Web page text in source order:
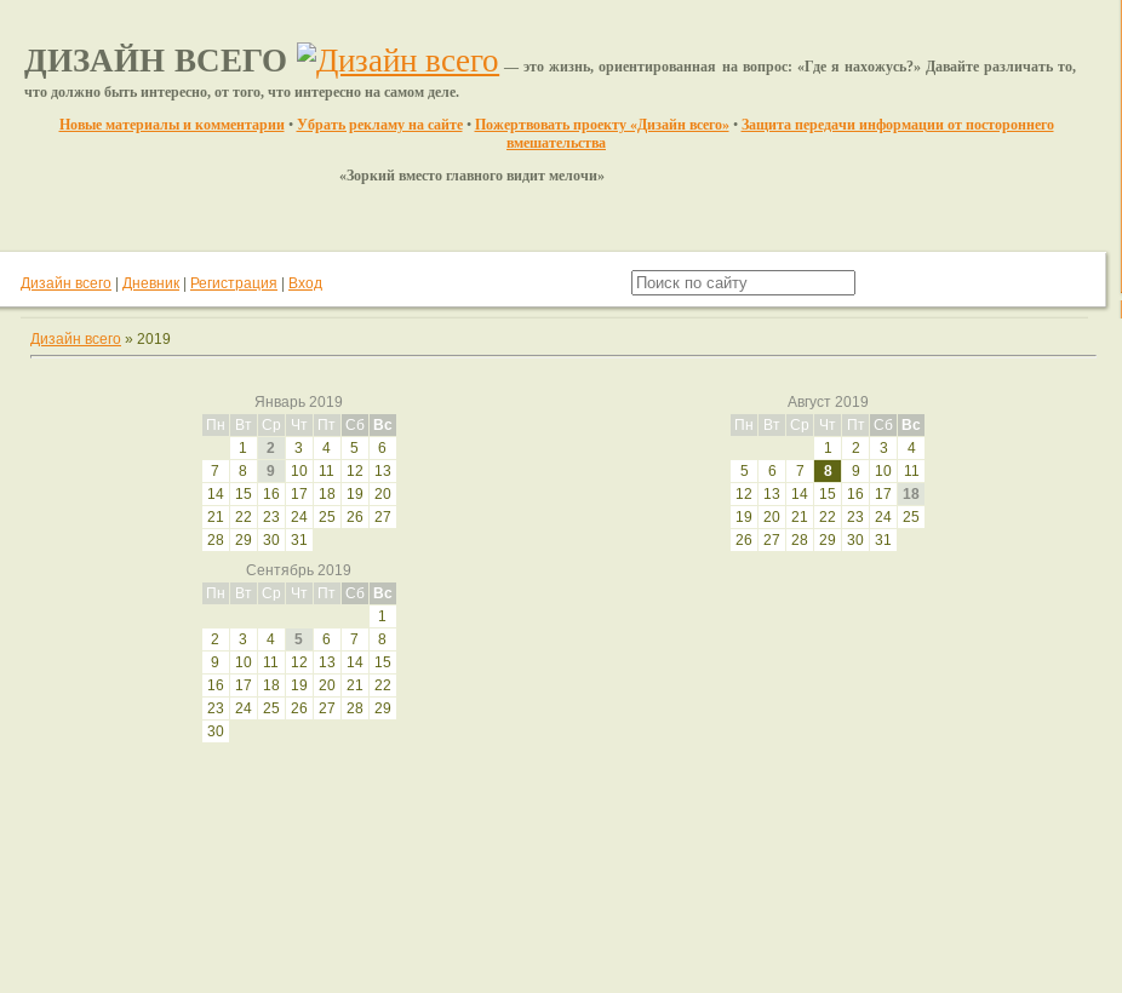
ДИЗАЙН ВСЕГО
— это жизнь, ориентированная на вопрос: «Где я нахожусь?» Давайте различать то,
что должно быть интересно, от того, что интересно на самом деле.
Новые материалы и комментарии• Убрать рекламу на сайте• Пожертвовать проекту «Дизайн всего»• Защита передачи информации от постороннего
вмешательства
«Зоркий вместо главного видит мелочи»
Дизайн всего Дневник Регистрация Вход
Дизайн всего » 2019
Январь 2019
Пн
Вт Ср Чт Пт Сб
Вс
1
2 3 4 5
6
7
8 9 10 11 12
13
14
15 16 17 18 19
20
21
22 23 24 25 26
27
28
29 30 31
Август 2019
Пн
Вт Ср Чт Пт Сб
Вс
1
2 3
4
5
6 7 8 9 10
11
12
13 14 15 16 17
18
19
20 21 22 23 24
25
26
27 28 29 30
31
Сентябрь 2019
Пн
Вт Ср Чт Пт Сб
Вс
1
2
3 4 5 6 7
8
9
10 11 12 13 14
15
16
17 18 19 20 21
22
23
24 25 26 27 28
29
30